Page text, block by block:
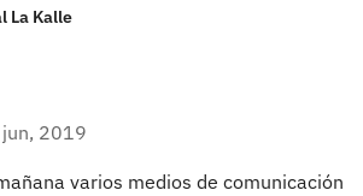
La Kalle
2019
varios medios de comunicación